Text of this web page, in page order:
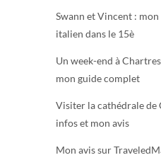
Swann et Vincent :
italien dans le 15è
Un week-end à
mon guide complet
Visiter la cathédrale de
infos et mon avis
Mon avis sur